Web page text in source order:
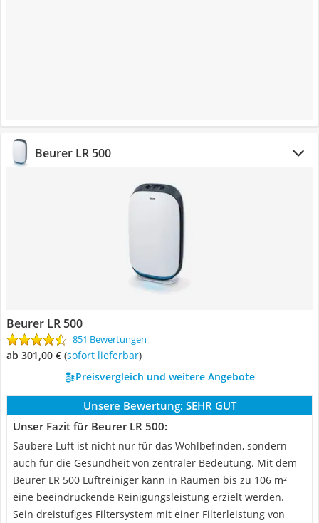
Beurer LR 500
Beurer LR 500
851 Bewertungen
ab 301,00 € ( Sofort lieferbar)
Preisvergleich und weitere Angebote
Unsere Bewertung: SEHR GUT
Unser Fazit für Beurer LR 500:
Saubere Luft ist nicht nur für das Wohlbefinden, sondern
auch für die Gesundheit von zentraler Bedeutung. Mit dem
Beurer LR 500 Luftreiniger kann in Räumen bis zu 106 m²
eine beeindruckende Reinigungsleistung erzielt werden.
Sein dreistufiges Filtersystem mit einer Filterleistung von